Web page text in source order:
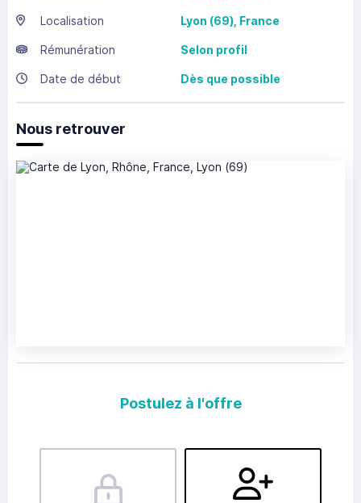
Localisation Lyon (69), France
Rémunération Selon profil
Date de début Dès que possible
Nous retrouver
Postulez à l'offre